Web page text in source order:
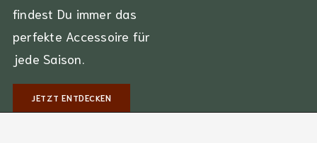
findest Du immer das
perfekte Accessoire für
jede Saison.
JETZT ENTDECKEN